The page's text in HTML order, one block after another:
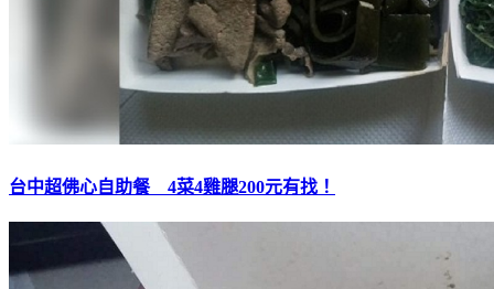
台中超佛心自助餐 4菜4雞腿200元有找！